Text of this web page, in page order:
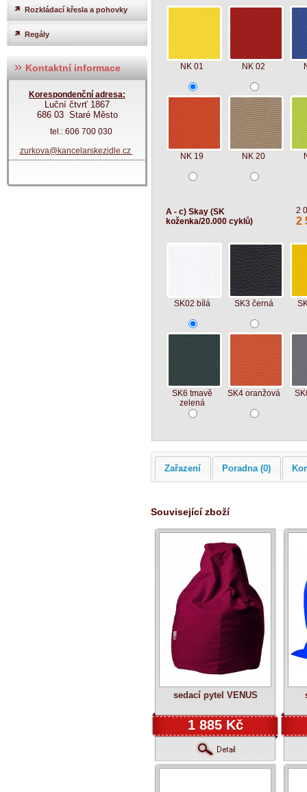
Rozkládací křesla a pohovky
Regály
Kontaktní informace
Korespondenční adresa:
Luční čtvrť 1867
686 03 Staré Město
tel.: 606 700 030
zurkova@kancelarskezidle.cz
NK 01 NK 02
NK 19 NK 20
A - c) Skay (SK
koženka/20.000 cyklů)
2
2
SK02 bílá SK3 černá
SK6 tmavě
zelená
SK4 oranžová
Zařazení Poradna (0)
Související zboží
sedací pytel VENUS
1 885 Kč